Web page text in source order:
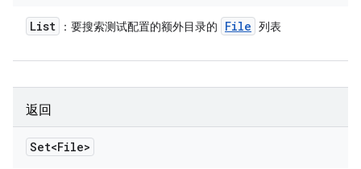
List ：要搜索测试配置的额外目录的 File 列表
返回
Set<File>